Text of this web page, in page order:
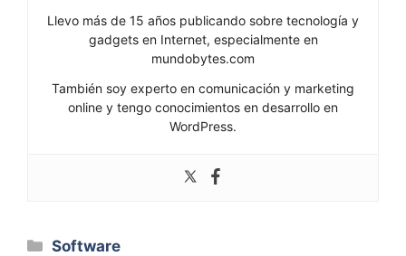
Llevo más de 15 años publicando sobre tecnología y
gadgets en Internet, especialmente en
mundobytes.com
También soy experto en comunicación y marketing
online y tengo conocimientos en desarrollo en
WordPress.
Categorías
Software